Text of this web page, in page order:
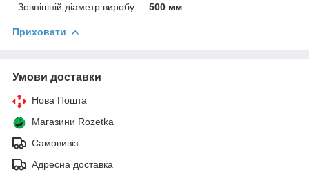
Зовнішній діаметр виробу
500 мм
Приховати
Умови доставки
Нова Пошта
Магазини Rozetka
Самовивіз
Адресна доставка